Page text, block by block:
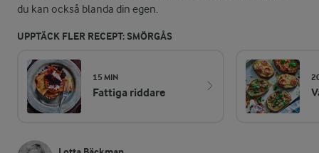
du kan också blanda din egen.
UPPTÄCK FLER RECEPT: SMÖRGÅS
15 MIN
Fattiga riddare